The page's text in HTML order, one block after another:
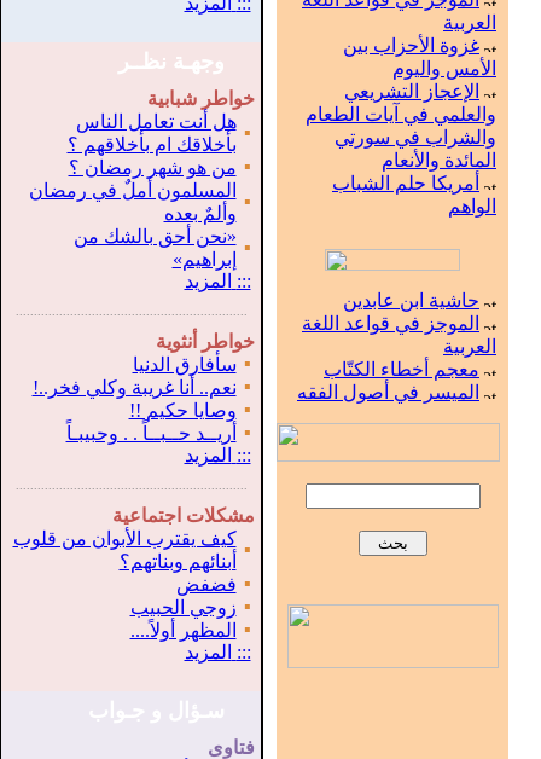
وجهـة نظــر
خواطر شبابية
▪
هل أنت تعامل الناس
بأخلاقك ام بأخلاقهم ؟
▪ من هو شهر رمضان ؟
▪
المسلمون أملٌ في رمضان
وألمٌ بعده
▪
«نحن أحق بالشك من
إبراهيم»
::: المزيد
خواطر أنثوية
▪ سأفارق الدنيا
▪ نعم.. أنا غريبة وكلي فخر..!
▪ وصايا حكيم !!
▪
أريــد حــبــاً . . وحبيبـاً
::: المزيد
مشكلات اجتماعية
▪
كيف يقترب الأبوان من قلوب
أبنائهم وبناتهم؟
▪ فضفض
▪ زوجي الحبيب
▪
المظهر أولاً....
::: المزيد
فتاوى
العربية
غزوة الأحزاب بين
الأمس واليوم
الإعجاز التشريعي
والعلمي في آيات الطعام
والشراب في سورتي
المائدة والأنعام
أمريكا حلم الشباب
الواهم
حاشية ابن عابدين
الموجز في قواعد اللغة
العربية
معجم أخطاء الكتّاب
الميسر في أصول الفقه